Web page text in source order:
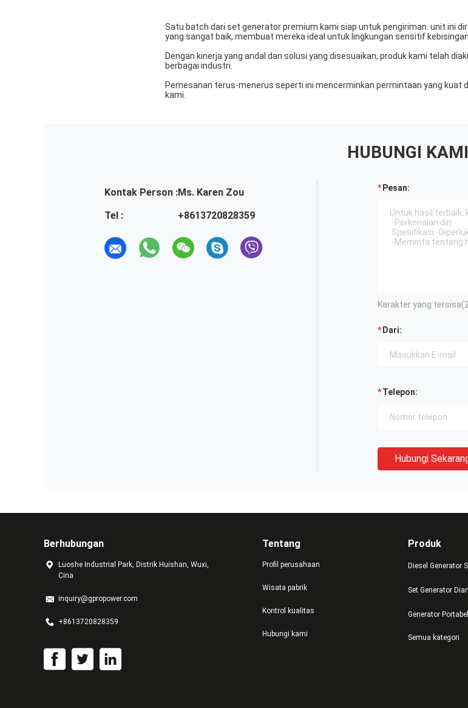
Satu batch dari set generator premium kami siap untuk pengiriman. unit ini
yang sangat baik, membuat mereka ideal untuk lingkungan sensitif kebisingan.
Dengan kinerja yang andal dan solusi yang disesuaikan, produk kami telah
berbagai industri.
Pemesanan terus-menerus seperti ini mencerminkan permintaan yang kuat
kami.
HUBUNGI KAMI
Kontak Person :Ms. Karen Zou
Tel :
+8613720828359
Pesan:
Karakter yang tersisa(
Dari:
Telepon:
Hubungi
Berhubungan
Luoshe Industrial Park, Distrik Huishan, Wuxi,
Cina
inquiry@gpropower.com
+8613720828359
Tentang
Profil perusahaan
Wisata pabrik
Kontrol kualitas
Hubungi kami
Produk
Diesel Generator
Set Generator
Generator Portabel
Semua kategori